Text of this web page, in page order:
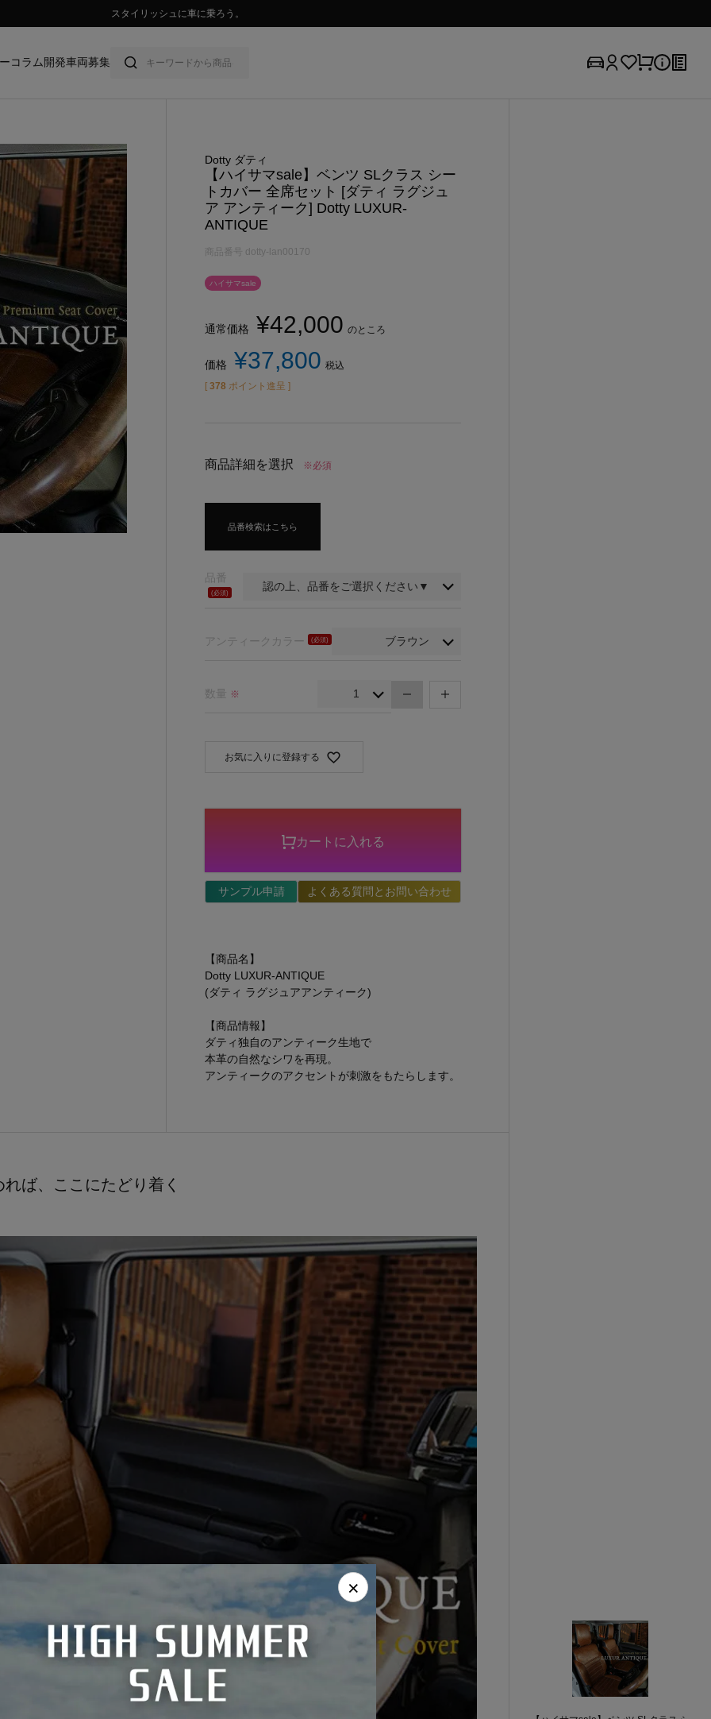
💛ハイサマーsale💛
コラム 開発車両募集
Dotty ダティ
【ハイサマsale】ベンツ SLクラス シー
トカバー 全席セット [ダティ ラグジュ
ア アンティーク] Dotty LUXUR-
ANTIQUE
商品番号 dotty-lan00170
ハイサマsale
通常価格 ¥42,000 のところ
価格 ¥37,800 税込
[ 378 ポイント進呈 ]
商品詳細を選択 ※必須
品番検索はこちら
品番
アンティークカラー
お気に入りに登録する
数量 ※
カートに入れる
サンプル申請 よくある質問とお問い合わせ
【商品名】
Dotty LUXUR-ANTIQUE
(ダティ ラグジュアアンティーク)
【商品情報】
ダティ独自のアンティーク生地で
本革の自然なシワを再現。
アンティークのアクセントが刺激をもたらします。
れば、ここにたどり着く
×